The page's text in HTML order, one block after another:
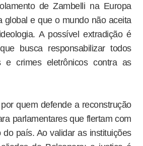
de Zambelli na Europa
global e que o mundo não aceita
A possível extradição é
busca responsabilizar todos
e crimes eletrônicos contra as
quem defende a reconstrução
parlamentares que flertam com
país. Ao validar as instituições